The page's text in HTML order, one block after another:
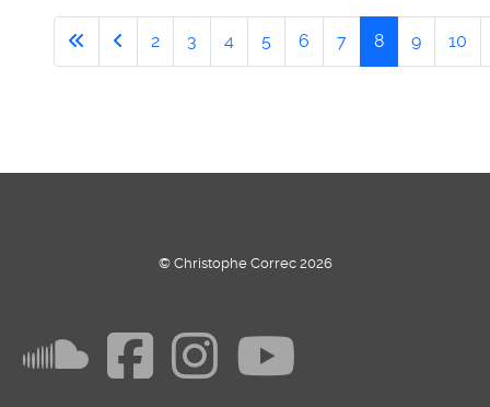
2 3 4 5 6 7 8 9 10
© Christophe Correc 2026